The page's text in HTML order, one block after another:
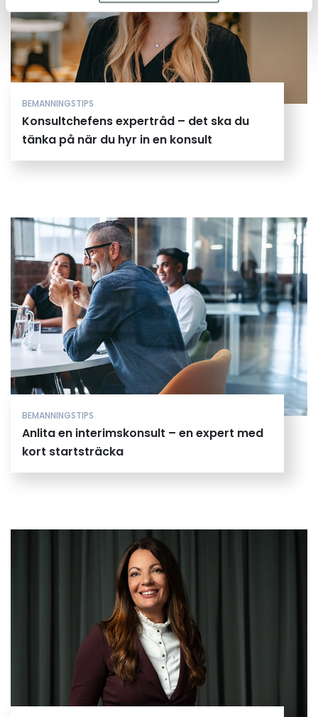
BEMANNINGSTIPS
Konsultchefens expertråd – det ska du
tänka på när du hyr in en konsult
BEMANNINGSTIPS
Anlita en interimskonsult – en expert med
kort startsträcka